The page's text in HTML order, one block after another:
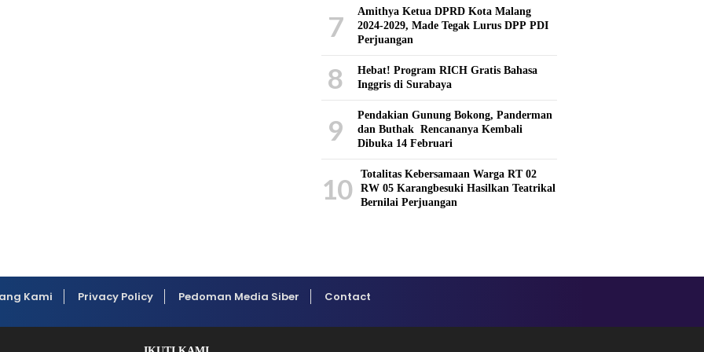
7
Amithya Ketua DPRD Kota Malang
2024-2029, Made Tegak Lurus DPP PDI
Perjuangan
8
Hebat! Program RICH Gratis Bahasa
Inggris di Surabaya
9
Pendakian Gunung Bokong, Panderman
dan Buthak Rencananya Kembali
Dibuka 14 Februari
10
Totalitas Kebersamaan Warga RT 02
RW 05 Karangbesuki Hasilkan Teatrikal
Bernilai Perjuangan
Kami Privacy Policy Pedoman Media Siber Contact